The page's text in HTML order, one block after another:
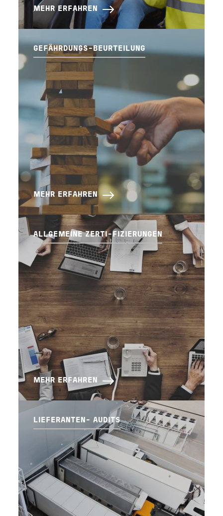
MEHR ERFAHREN
GEFÄHRDUNGS-BEURTEILUNG
MEHR ERFAHREN
ALLGEMEINE ZERTI-FIZIERUNGEN
MEHR ERFAHREN
LIEFERANTEN- AUDITS